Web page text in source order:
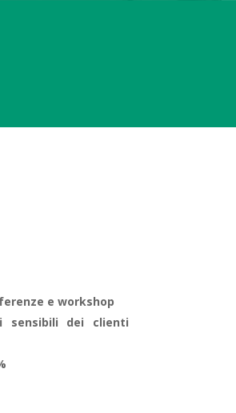
e workshop
sensibili dei clienti